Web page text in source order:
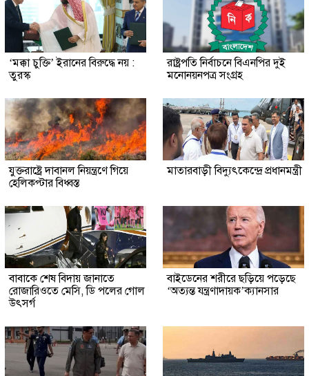
‘মক্কা চুক্তি’ ইরানের বিরুদ্ধে নয় :
তুরস্ক
রাষ্ট্রপতি নির্বাচনে বিএনপির দুই
মনোনয়নপত্র সংগ্রহ
যুক্তরাষ্ট্রে দাবানল নিয়ন্ত্রণে গিয়ে
হেলিকপ্টার বিধ্বস্ত
মাতারবাড়ী বিদ্যুৎকেন্দ্রে প্রধানমন্ত্রী
বাবাকে শেষ বিদায় জানাতে
রোজারিওতে মেসি, ডি পলের গোল
উৎসর্গ
বাইডেনের শরীরে ছড়িয়ে পড়েছে
‘অত্যন্ত যন্ত্রণাদায়ক’ক্যানসার